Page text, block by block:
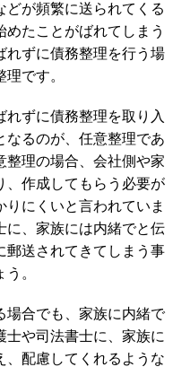
どが頻繁に送られてくる
たことがばれてしまう
れずに債務整理を行う場
です。
ずに債務整理を取り入
なるのが、任意整理であ
整理の場合、会社側や家
、作成してもらう必要が
にくいと言われていま
に、家族には内緒でと伝
郵送されてきてしまう事
。
場合でも、家族に内緒で
士や司法書士に、家族に
、配慮してくれるような